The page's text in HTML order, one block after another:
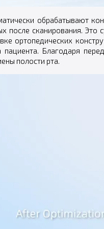
обрабатывают
после сканирования. Это
ортопедических
Благодаря
полости рта.